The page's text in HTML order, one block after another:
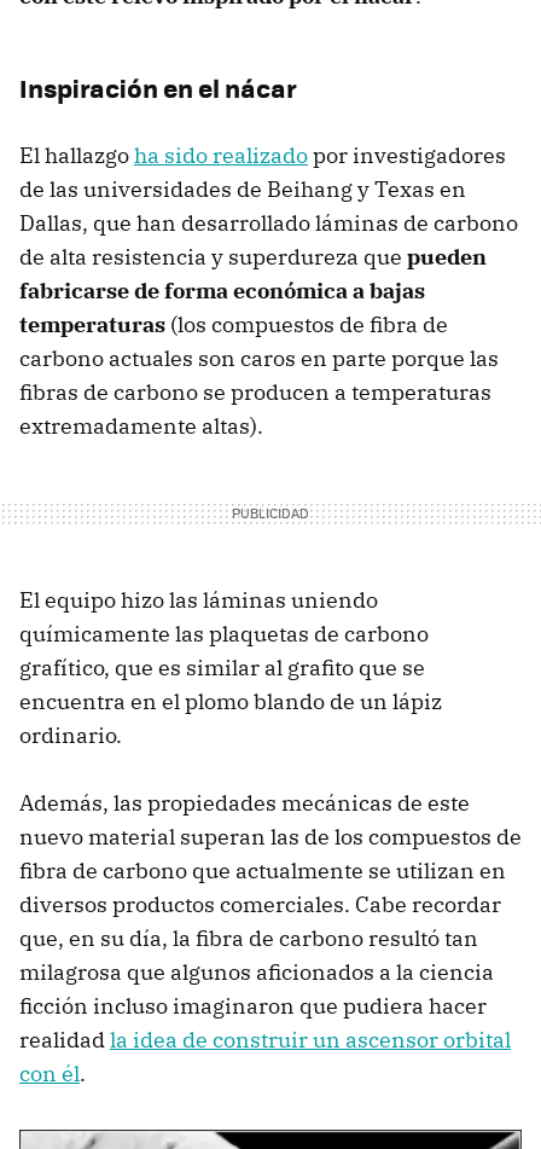
Inspiración en el nácar
El hallazgoha sido realizadopor investigadores
de las universidades de Beihang y Texas en
Dallas, que han desarrollado láminas de carbono
de alta resistencia y superdureza que pueden
fabricarse de forma económica a bajas
temperaturas (los compuestos de fibra de
carbono actuales son caros en parte porque las
fibras de carbono se producen a temperaturas
extremadamente altas).
El equipo hizo las láminas uniendo
químicamente las plaquetas de carbono
grafítico, que es similar al grafito que se
encuentra en el plomo blando de un lápiz
ordinario.
Además, las propiedades mecánicas de este
nuevo material superan las de los compuestos de
fibra de carbono que actualmente se utilizan en
diversos productos comerciales. Cabe recordar
que, en su día, la fibra de carbono resultó tan
milagrosa que algunos aficionados a la ciencia
ficción incluso imaginaron que pudiera hacer
realidadla idea de construir un ascensor orbital
con él.